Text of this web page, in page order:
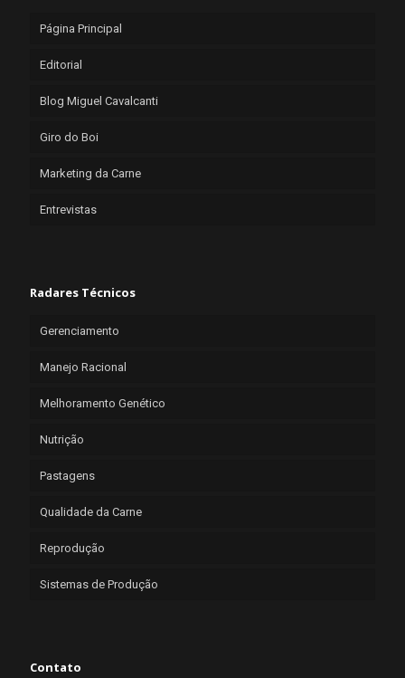
Página Principal
Editorial
Blog Miguel Cavalcanti
Giro do Boi
Marketing da Carne
Entrevistas
Radares Técnicos
Gerenciamento
Manejo Racional
Melhoramento Genético
Nutrição
Pastagens
Qualidade da Carne
Reprodução
Sistemas de Produção
Contato